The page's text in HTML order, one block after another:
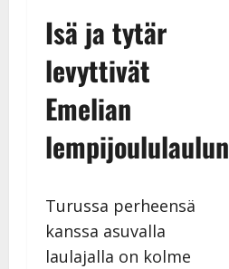
Isä ja tytär
levyttivät
Emelian
lempijoululaulun
Turussa perheensä
kanssa asuvalla
laulajalla on kolme